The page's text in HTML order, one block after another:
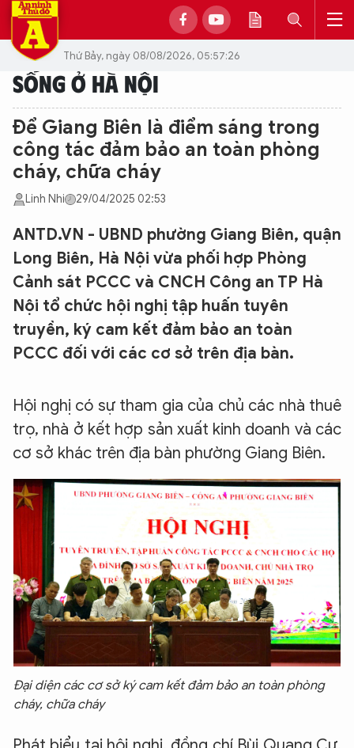
Thứ Bảy, ngày 08/08/2026, 05:57:26
SỐNG Ở HÀ NỘI
Để Giang Biên là điểm sáng trong
công tác đảm bảo an toàn phòng
cháy, chữa cháy
Linh Nhi 29/04/2025 02:53
ANTD.VN - UBND phường Giang Biên, quận
Long Biên, Hà Nội vừa phối hợp Phòng
Cảnh sát PCCC và CNCH Công an TP Hà
Nội tổ chức hội nghị tập huấn tuyên
truyền, ký cam kết đảm bảo an toàn
PCCC đối với các cơ sở trên địa bàn.
Hội nghị có sự tham gia của chủ các nhà thuê
trọ, nhà ở kết hợp sản xuất kinh doanh và các
cơ sở khác trên địa bàn phường Giang Biên.
Đại diện các cơ sở ký cam kết đảm bảo an toàn phòng
cháy, chữa cháy